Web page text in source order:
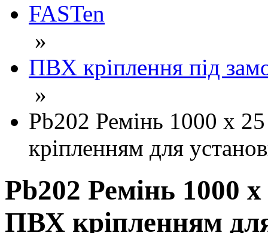
FASTen
»
ПВХ кріплення під
»
Pb202 Ремінь 1000 х
кріпленням для
Pb202 Ремінь 1000
ПВХ кріпленням